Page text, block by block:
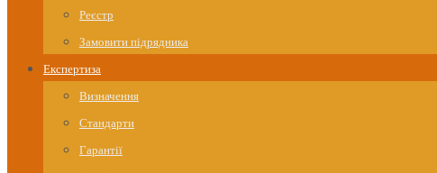
Реєстр
Замовити підрядника
Експертиза
Визначення
Стандарти
Гарантії